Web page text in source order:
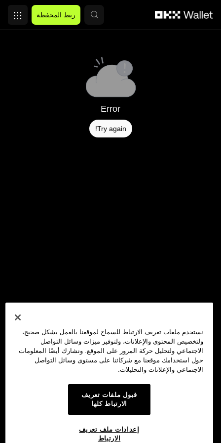
ربط المحفظة
Error
Try again!
نستخدم ملفات تعريف الارتباط للسماح لموقعنا بالعمل بشكل صحيح،
ولتخصيص المحتوى والإعلانات، ولتوفير ميزات وسائل التواصل
الاجتماعي ولتحليل حركة المرور على الموقع. ونشارك أيضًا المعلومات
حول استخدامك موقعنا مع شركائنا على مستوى وسائل التواصل
الاجتماعي والإعلانات والتحليلات.
قبول ملفات تعريف
الارتباط كلها
إعدادات ملف تعريف
الارتباط